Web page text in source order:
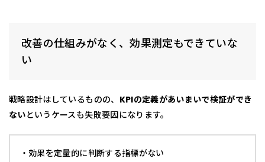
改善の仕組みがなく、効果測定もできていな
い
戦略設計はしているものの、 KPIの定義があいまいで検証ができ
ないというケースも失敗要因になります。
・効果を定量的に判断する指標がない